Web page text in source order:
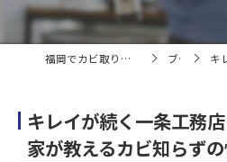
福岡でカビ取りならカビバスターズ福岡 ブログ キレ
キレイが続く一条工務
家が教えるカビ知らず